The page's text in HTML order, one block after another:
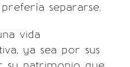
separarse.
vida
ya sea por sus